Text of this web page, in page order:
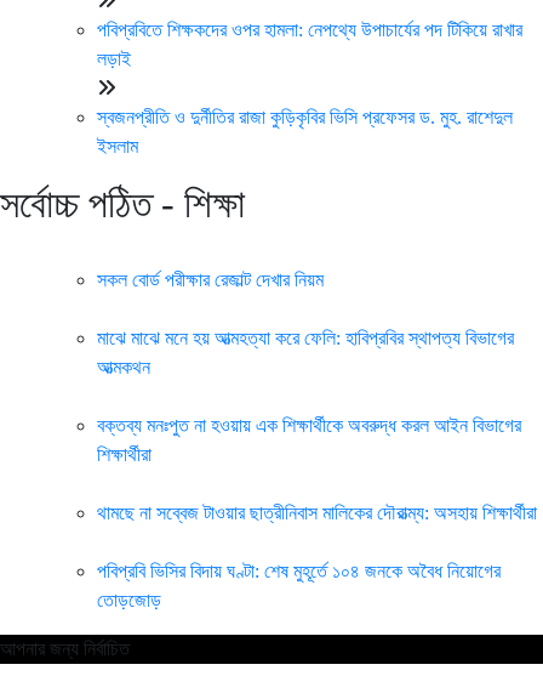
পবিপ্রবিতে শিক্ষকদের ওপর হামলা: নেপথ্যে উপাচার্যের পদ টিকিয়ে রাখার
লড়াই
স্বজনপ্রীতি ও দুর্নীতির রাজা কুড়িকৃবির ভিসি প্রফেসর ড. মুহ. রাশেদুল
ইসলাম
সর্বোচ্চ পঠিত - শিক্ষা
সকল বোর্ড পরীক্ষার রেজাল্ট দেখার নিয়ম
মাঝে মাঝে মনে হয় আত্মহত্যা করে ফেলি: হাবিপ্রবির স্থাপত্য বিভাগের
আত্মকথন
বক্তব্য মনঃপুত না হওয়ায় এক শিক্ষার্থীকে অবরুদ্ধ করল আইন বিভাগের
শিক্ষার্থীরা
থামছে না সব্বেজ টাওয়ার ছাত্রীনিবাস মালিকের দৌরাত্ম্য: অসহায় শিক্ষার্থীরা
পবিপ্রবি ভিসির বিদায় ঘণ্টা: শেষ মুহূর্তে ১০৪ জনকে অবৈধ নিয়োগের
তোড়জোড়
আপনার জন্য নির্বাচিত